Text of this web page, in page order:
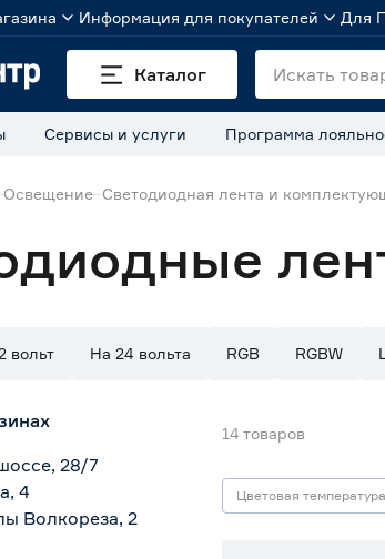
Информация для покупателей Для
Каталог
Сервисы и услуги Программа
Освещение Светодиодная лента и
вольт На 24 вольта RGB RGBW
28/7
4
Волкореза, 2
14 товаров
Цветовая